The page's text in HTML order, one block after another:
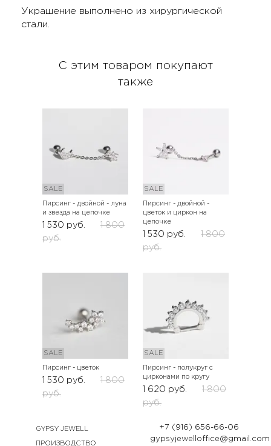
Украшение выполнено из хирургической
стали.
С этим товаром покупают
также
SALE
Пирсинг - двойной - луна
и звезда на цепочке
1 530 руб.
1 800
руб.
SALE
Пирсинг - двойной -
цветок и циркон на
цепочке
1 530 руб.
1 800
руб.
SALE
Пирсинг - цветок
1 530 руб.
1 800
руб.
SALE
Пирсинг - полукруг с
цирконами по кругу
1 620 руб.
1 800
руб.
GYPSY JEWELL
ПРОИЗВОДСТВО
+7 (916) 656-66-06
gypsyjewelloffice@gmail.com